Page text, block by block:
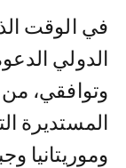
في الوقت
الدولي
وتوافقي،
المستديرة
وموريتانيا